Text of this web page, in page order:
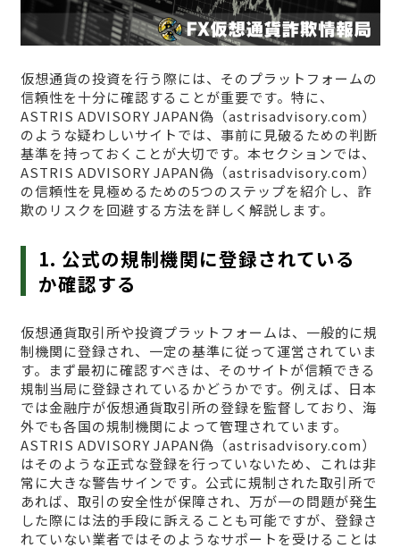
仮想通貨の投資を行う際には、そのプラットフォームの
信頼性を十分に確認することが重要です。特に、
ASTRIS ADVISORY JAPAN偽（astrisadvisory.com）
のような疑わしいサイトでは、事前に見破るための判断
基準を持っておくことが大切です。本セクションでは、
ASTRIS ADVISORY JAPAN偽（astrisadvisory.com）
の信頼性を見極めるための5つのステップを紹介し、詐
欺のリスクを回避する方法を詳しく解説します。
1. 公式の規制機関に登録されている
か確認する
仮想通貨取引所や投資プラットフォームは、一般的に規
制機関に登録され、一定の基準に従って運営されていま
す。まず最初に確認すべきは、そのサイトが信頼できる
規制当局に登録されているかどうかです。例えば、日本
では金融庁が仮想通貨取引所の登録を監督しており、海
外でも各国の規制機関によって管理されています。
ASTRIS ADVISORY JAPAN偽（astrisadvisory.com）
はそのような正式な登録を行っていないため、これは非
常に大きな警告サインです。公式に規制された取引所で
あれば、取引の安全性が保障され、万が一の問題が発生
した際には法的手段に訴えることも可能ですが、登録さ
れていない業者ではそのようなサポートを受けることは